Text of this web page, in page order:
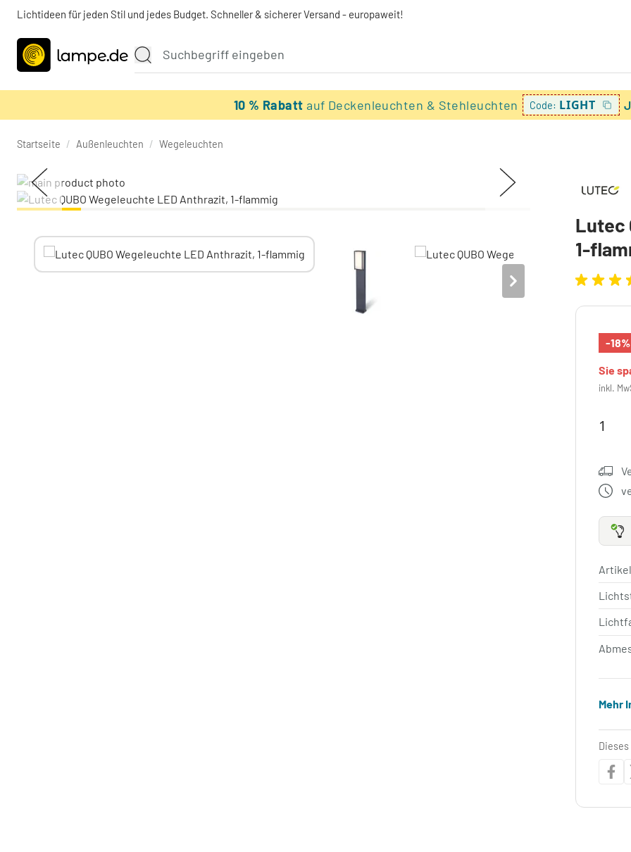
Lichtideen für jeden Stil und jedes Budget. Schneller & sicherer Versand - europaweit!
10 % Rabattauf Deckenleuchten & Stehleuchten Code: LIGHT
Startseite / Außenleuchten / Wegeleuchten
Lutec
1-
-18%
Sie
inkl.
Mehr